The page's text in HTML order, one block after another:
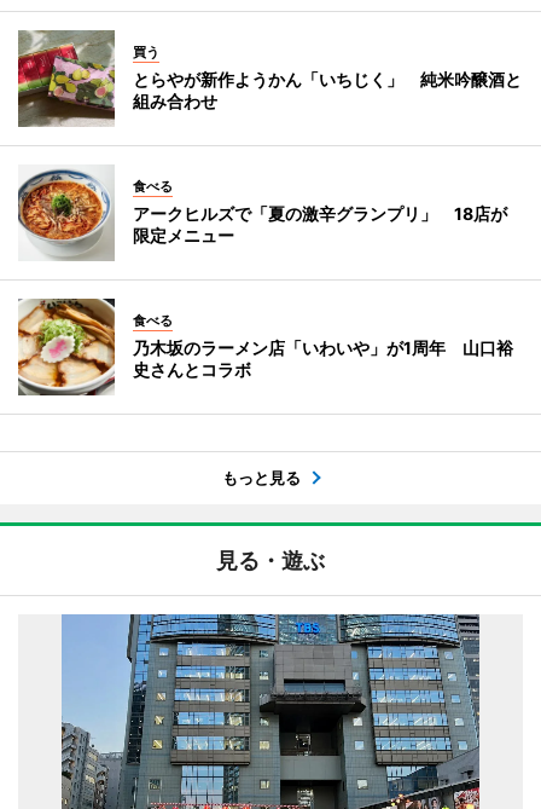
買う
とらやが新作ようかん「いちじく」 純米吟醸酒と
組み合わせ
食べる
アークヒルズで「夏の激辛グランプリ」 18店が
限定メニュー
食べる
乃木坂のラーメン店「いわいや」が1周年 山口裕
史さんとコラボ
もっと見る
見る・遊ぶ